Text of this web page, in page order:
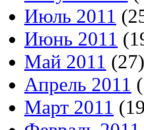
Июль 2011
Июнь 2011
Май 2011 (27)
Апрель 2011
Март 2011